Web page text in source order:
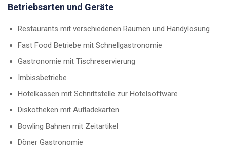
Betriebsarten und Geräte
Restaurants mit verschiedenen Räumen und Handylösung
Fast Food Betriebe mit Schnellgastronomie
Gastronomie mit Tischreservierung
Imbissbetriebe
Hotelkassen mit Schnittstelle zur Hotelsoftware
Diskotheken mit Aufladekarten
Bowling Bahnen mit Zeitartikel
Döner Gastronomie